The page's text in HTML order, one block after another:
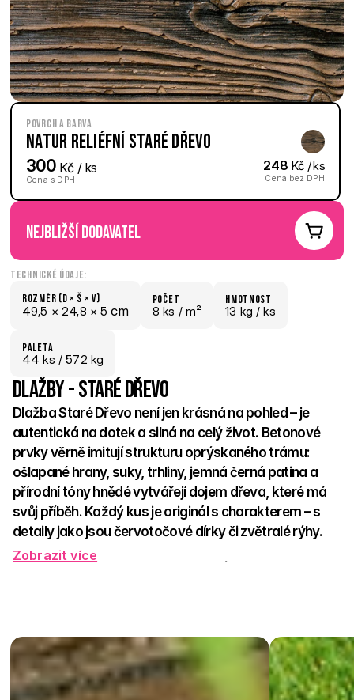
Povrch a barva
Natur reliéfní Staré dřevo
300 Kč / ks
Cena s DPH
248 Kč / ks
Cena bez DPH
nejbližší dodavatel
Technické údaje:
Rozměr (D × š × V)
49,5 × 24,8 × 5 cm
počet
8 ks / m²
hmotnost
13 kg / ks
paletA
44 ks / 572 kg
Dlažby - Staré dřevo
Dlažba Staré Dřevo není jen krásná na pohled – je
autentická na dotek a silná na celý život. Betonové
prvky věrně imitují strukturu oprýskaného trámu:
ošlapané hrany, suky, trhliny, jemná černá patina a
přírodní tóny hnědé vytvářejí dojem dřeva, které má
svůj příběh. Každý kus je originál s charakterem – s
detaily jako jsou červotočové dírky či zvětralé rýhy.
Systém nabízí širokou variabilitu formátů pro tvorbu teras,
podobě. Hodí se všude tam, kde chcete, aby prostor dýchal
historií, ale obstál v čase.
Staré Dřevo – dlažba s duší. Vyberte si svůj originál, který
Zobrazit více